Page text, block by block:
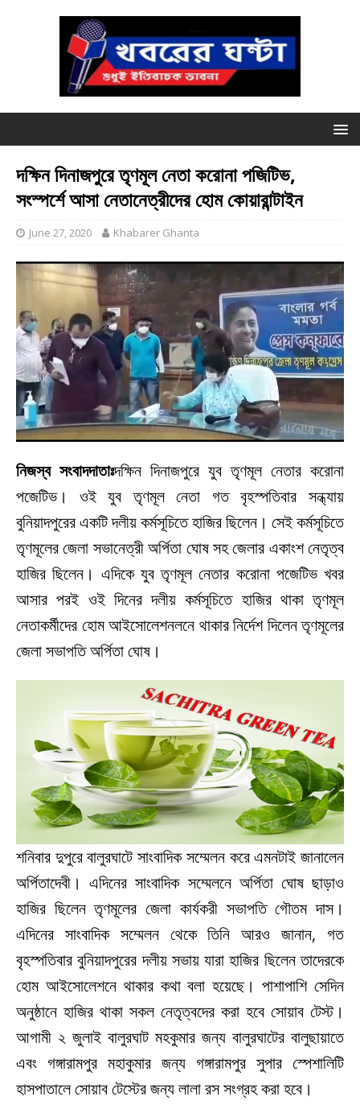
দক্ষিন দিনাজপুরে তৃণমূল নেতা করোনা পজিটিভ,
সংস্পর্শে আসা নেতানেত্রীদের হোম কোয়ারান্টাইন
June 27, 2020 Khabarer Ghanta
নিজস্ব সংবাদদাতাঃদক্ষিন দিনাজপুরে যুব তৃণমূল নেতার করোনা
পজেটিভ। ওই যুব তৃণমূল নেতা গত বৃহস্পতিবার সন্ধ্যায়
বুনিয়াদপুরের একটি দলীয় কর্মসূচিতে হাজির ছিলেন। সেই কর্মসূচিতে
তৃণমূলের জেলা সভানেত্রী অর্পিতা ঘোষ সহ জেলার একাংশ নেতৃত্ব
হাজির ছিলেন। এদিকে যুব তৃণমূল নেতার করোনা পজেটিভ খবর
আসার পরই ওই দিনের দলীয় কর্মসূচিতে হাজির থাকা তৃণমূল
নেতাকর্মীদের হোম আইসোলেশনলনে থাকার নির্দেশ দিলেন তৃণমূলের
জেলা সভাপতি অর্পিতা ঘোষ।
শনিবার দুপুরে বালুরঘাটে সাংবাদিক সম্মেলন করে এমনটাই জানালেন
অর্পিতাদেবী। এদিনের সাংবাদিক সম্মেলনে অর্পিতা ঘোষ ছাড়াও
হাজির ছিলেন তৃণমূলের জেলা কার্যকরী সভাপতি গৌতম দাস।
এদিনের সাংবাদিক সম্মেলন থেকে তিনি আরও জানান, গত
বৃহস্পতিবার বুনিয়াদপুরের দলীয় সভায় যারা হাজির ছিলেন তাদেরকে
হোম আইসোলেশনে থাকার কথা বলা হয়েছে। পাশাপাশি সেদিন
অনুষ্ঠানে হাজির থাকা সকল নেতৃত্বদের করা হবে সোয়াব টেস্ট।
আগামী ২ জুলাই বালুরঘাট মহকুমার জন্য বালুরঘাটের বালুছায়াতে
এবং গঙ্গারামপুর মহাকুমার জন্য গঙ্গারামপুর সুপার স্পেশালিটি
হাসপাতালে সোয়াব টেস্টের জন্য লালা রস সংগ্রহ করা হবে।